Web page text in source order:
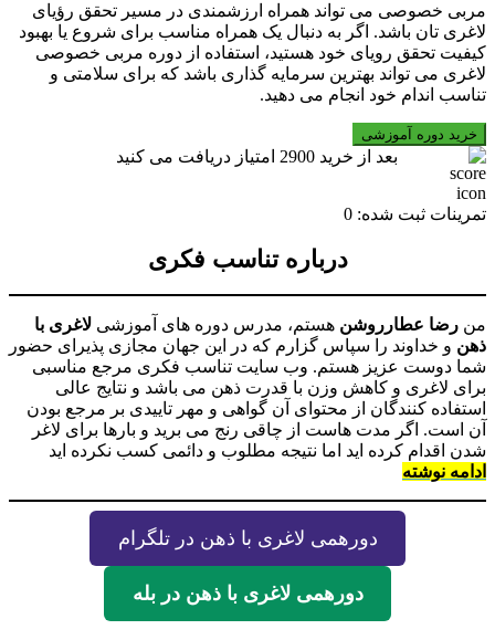
مربی خصوصی می تواند همراه ارزشمندی در مسیر تحقق رؤیای
لاغری تان باشد. اگر به دنبال یک همراه مناسب برای شروع یا بهبود
کیفیت تحقق رویای خود هستید، استفاده از دوره مربی خصوصی
لاغری می تواند بهترین سرمایه گذاری باشد که برای سلامتی و
تناسب اندام خود انجام می دهید.
مربی
خصوصی
لاغری
عدد
خرید دوره آموزشی
بعد از خرید 2900 امتیاز دریافت می کنید
تمرینات ثبت شده: 0
درباره تناسب فکری
من رضا عطارروشن هستم، مدرس دوره های آموزشی لاغری با
ذهن و خداوند را سپاس گزارم که در این جهان مجازی پذیرای حضور
شما دوست عزیز هستم. وب سایت تناسب فکری مرجع مناسبی
برای لاغری و کاهش وزن با قدرت ذهن می باشد و نتایج عالی
استفاده کنندگان از محتوای آن گواهی و مهر تاییدی بر مرجع بودن
آن است. اگر مدت هاست از چاقی رنج می برید و بارها برای لاغر
شدن اقدام کرده اید اما نتیجه مطلوب و دائمی کسب نکرده اید
ادامه نوشته
دورهمی لاغری با ذهن در تلگرام
دورهمی لاغری با ذهن در بله